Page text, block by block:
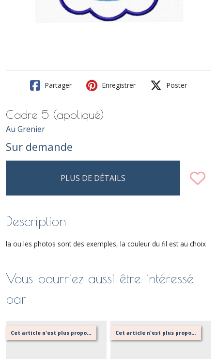
Partager Enregistrer Poster
Cadre 5 (appliqué)
Au Grenier
Sur demande
PLUS DE DÉTAILS
Description
la ou les photos sont des exemples, la couleur du fil est au choix
Vous pourriez aussi être intéressé
par
Cet article n'est plus proposé, retournez au menu principal ou contactez moi! Cet article n'est plus proposé, retournez au menu principal ou contactez moi!